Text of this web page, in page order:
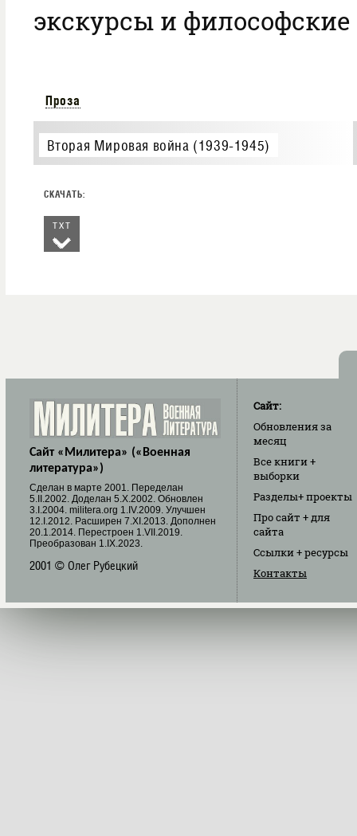
экскурсы и
Проза
Вторая Мировая война (1939-1945)
TXT
Сайт «Милитера» («Военная
литература»)
Cделан в марте 2001. Переделан
5.II.2002. Доделан 5.X.2002. Обновлен
3.I.2004. militera.org 1.IV.2009. Улучшен
12.I.2012. Расширен 7.XI.2013. Дополнен
20.1.2014. Перестроен 1.VII.2019.
Преобразован 1.IX.2023.
2001 © Олег Рубецкий
Сайт:
Обновленияза
месяц
Все книги+
выборки
Разделы+ проекты
Про сайт + для
сайта
Ссылки+ ресурсы
Контакты